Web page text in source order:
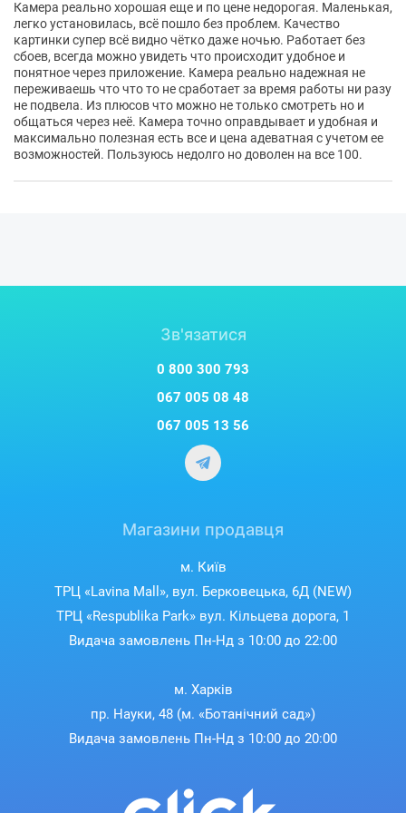
сенсором 1/2.7" CMOS та прожекторами, що
забезпечують чітке та яскраве зображення з
насиченими кольорами навіть у темряві,
охороняючи ваш дім цілодобово.
Розумне виявлення важливого
Завдяки вдосконаленим алгоритмам штучного
розрізняти людей, транспортні засоби та тварин
серед інших об’єктів, гарантуючи, що ви
отримуєте інформацію лише про важливі події та
будете позбавлені хибних тривог.
Камера реально хорошая еще и по цене недорогая. Маленькая,
легко установилась, всё пошло без проблем. Качество
картинки супер всё видно чётко даже ночью. Работает без
сбоев, всегда можно увидеть что происходит удобное и
понятное через приложение. Камера реально надежная не
переживаешь что что то не сработает за время работы ни разу
не подвела. Из плюсов что можно не только смотреть но и
общаться через неё. Камера точно оправдывает и удобная и
максимально полезная есть все и цена адеватная с учетом ее
возможностей. Пользуюсь недолго но доволен на все 100.
Зв'язатися
0 800 300 793
067 005 08 48
067 005 13 56
Магазини продавця
м. Київ
ТРЦ «Lavina Mall», вул. Берковецька, 6Д (NEW)
ТРЦ «Respublika Park» вул. Кільцева дорога, 1
Видача замовлень Пн-Нд з 10:00 до 22:00
м. Харків
пр. Науки, 48 (м. «Ботанічний сад»)
Видача замовлень Пн-Нд з 10:00 до 20:00